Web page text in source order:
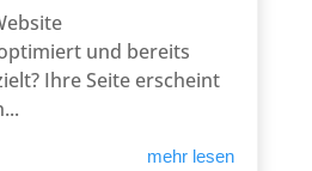
und bereits
Ihre Seite erscheint
mehr lesen